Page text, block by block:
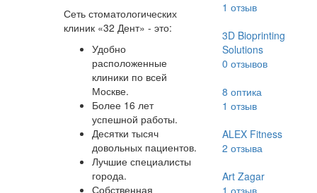
Сеть стоматологических
клиник «32 Дент» - это:
Удобно
расположенные
клиники по всей
Москве.
Более 16 лет
успешной работы.
Десятки тысяч
довольных пациентов.
Лучшие специалисты
города.
Собственная
1 отзыв
3D Bioprinting
Solutions
0 отзывов
8 оптика
1 отзыв
ALEX Fitness
2 отзыва
Art Zagar
1 отзыв